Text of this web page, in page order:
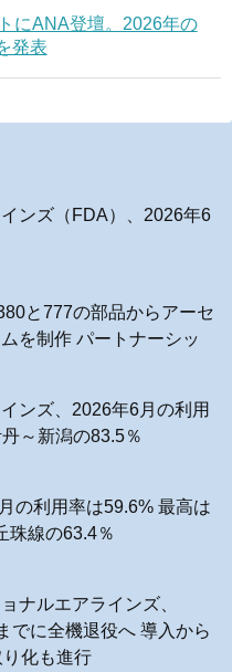
にANA登壇。2026年の
発表
ンズ（FDA）、2026年6
と777の部品からアーセ
を制作 パートナーシッ
ンズ、2026年6月の利用
～新潟の83.5％
の利用率は59.6% 最高は
珠線の63.4％
ナルエアラインズ、
でに全機退役へ 導入から
化も進行